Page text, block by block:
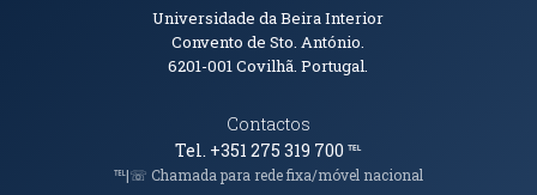
Informações de Contacto
Universidade da Beira Interior
Convento de Sto. António.
6201-001Covilhã. Portugal.
Contactos
Tel. +351 275 319 700℡
℡|☏ Chamada para rede fixa/móvel nacional